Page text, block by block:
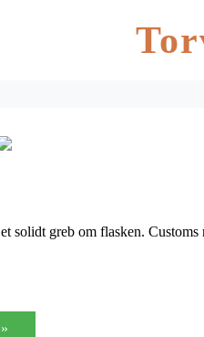
solidt greb om flasken.